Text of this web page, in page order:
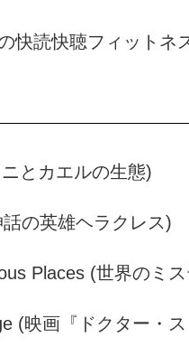
快読快聴フィット
とカエルの生態)
の英雄ヘラクレス)
Places (世界のミ
(映画『ドクター・